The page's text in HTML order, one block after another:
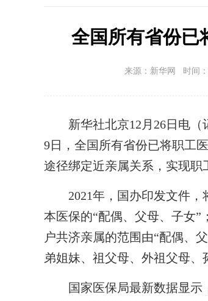
全国所有省份已
来源：新华网 时间
新华社北京12月26日电（
9日，全国所有省份已将职工
途径绑定近亲属关系，实现职
2021年，国办印发文件，
本医保的“配偶、父母、子女
户共济亲属的范围由“配偶、
弟姐妹、祖父母、外祖父母、
国家医保局最新数据显示，